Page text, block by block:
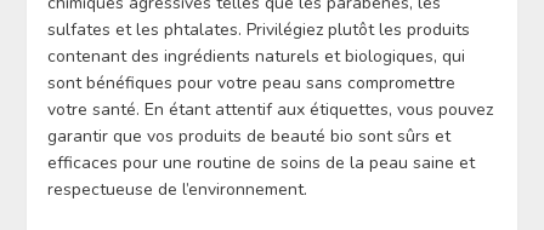
sulfates et les phtalates. Privilégiez plutôt les produits
contenant des ingrédients naturels et biologiques, qui
sont bénéfiques pour votre peau sans compromettre
votre santé. En étant attentif aux étiquettes, vous pouvez
garantir que vos produits de beauté bio sont sûrs et
efficaces pour une routine de soins de la peau saine et
respectueuse de l’environnement.